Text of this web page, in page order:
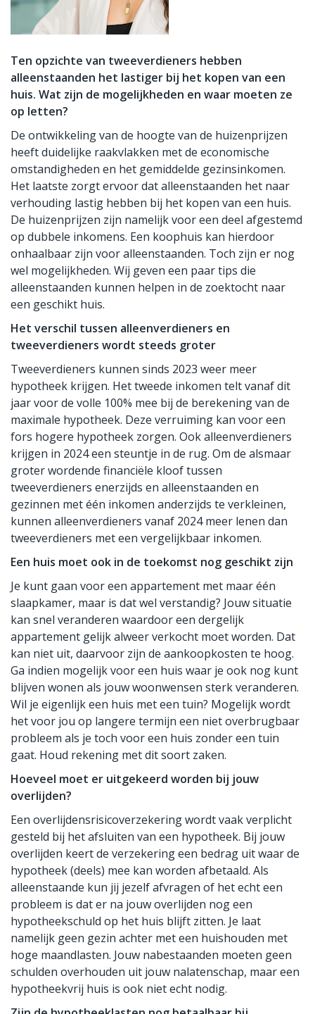
Ten opzichte van tweeverdieners hebben
alleenstaanden het lastiger bij het kopen van een
huis. Wat zijn de mogelijkheden en waar moeten ze
op letten?
De ontwikkeling van de hoogte van de huizenprijzen
heeft duidelijke raakvlakken met de economische
omstandigheden en het gemiddelde gezinsinkomen.
Het laatste zorgt ervoor dat alleenstaanden het naar
verhouding lastig hebben bij het kopen van een huis.
De huizenprijzen zijn namelijk voor een deel afgestemd
op dubbele inkomens. Een koophuis kan hierdoor
onhaalbaar zijn voor alleenstaanden. Toch zijn er nog
wel mogelijkheden. Wij geven een paar tips die
alleenstaanden kunnen helpen in de zoektocht naar
een geschikt huis.
Het verschil tussen alleenverdieners en
tweeverdieners wordt steeds groter
Tweeverdieners kunnen sinds 2023 weer meer
hypotheek krijgen. Het tweede inkomen telt vanaf dit
jaar voor de volle 100% mee bij de berekening van de
maximale hypotheek. Deze verruiming kan voor een
fors hogere hypotheek zorgen. Ook alleenverdieners
krijgen in 2024 een steuntje in de rug. Om de alsmaar
groter wordende financiële kloof tussen
tweeverdieners enerzijds en alleenstaanden en
gezinnen met één inkomen anderzijds te verkleinen,
kunnen alleenverdieners vanaf 2024 meer lenen dan
tweeverdieners met een vergelijkbaar inkomen.
Een huis moet ook in de toekomst nog geschikt zijn
Je kunt gaan voor een appartement met maar één
slaapkamer, maar is dat wel verstandig? Jouw situatie
kan snel veranderen waardoor een dergelijk
appartement gelijk alweer verkocht moet worden. Dat
kan niet uit, daarvoor zijn de aankoopkosten te hoog.
Ga indien mogelijk voor een huis waar je ook nog kunt
blijven wonen als jouw woonwensen sterk veranderen.
Wil je eigenlijk een huis met een tuin? Mogelijk wordt
het voor jou op langere termijn een niet overbrugbaar
probleem als je toch voor een huis zonder een tuin
gaat. Houd rekening met dit soort zaken.
Hoeveel moet er uitgekeerd worden bij jouw
overlijden?
Een overlijdensrisicoverzekering wordt vaak verplicht
gesteld bij het afsluiten van een hypotheek. Bij jouw
overlijden keert de verzekering een bedrag uit waar de
hypotheek (deels) mee kan worden afbetaald. Als
alleenstaande kun jij jezelf afvragen of het echt een
probleem is dat er na jouw overlijden nog een
hypotheekschuld op het huis blijft zitten. Je laat
namelijk geen gezin achter met een huishouden met
hoge maandlasten. Jouw nabestaanden moeten geen
schulden overhouden uit jouw nalatenschap, maar een
hypotheekvrij huis is ook niet echt nodig.